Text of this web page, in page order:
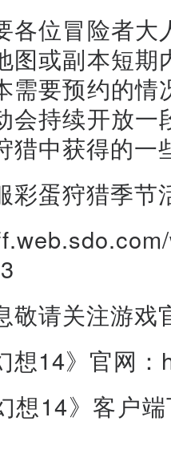
各位冒险者
图或副本短
需要预约的
会持续开放
猎中获得的一
彩蛋狩猎季节
敬请关注游戏
想14》官网
想14》客户